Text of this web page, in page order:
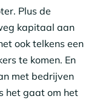
Plus de
kapitaal aan
ook telkens een
te komen. En
met bedrijven
het gaat om het